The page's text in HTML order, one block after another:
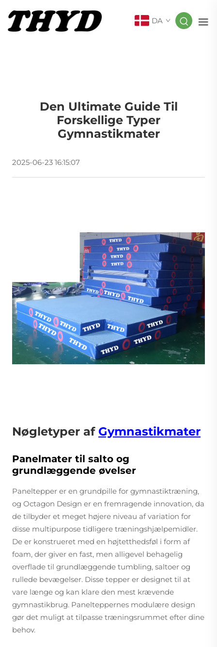
DA
Den Ultimate Guide Til
Forskellige Typer
Gymnastikmater
2025-06-23 16:15:07
Nøgletyper af Gymnastikmater
Panelmater til salto og
grundlæggende øvelser
Paneltepper er en grundpille for gymnastiktræning,
og Octagon Design er en fremragende innovation, da
de tilbyder et meget højere niveau af variation for
disse multipurpose tidligere træningshjælpemidler.
De er konstrueret med en højtetthedsføl i form af
foam, der giver en fast, men alligevel behagelig
overflade til grundlæggende tumbling, saltoer og
rullede bevægelser. Disse tepper er designet til at
vare længe og kan klare den mest krævende
gymnastikbrug. Panelteppernes modulære design
gør det muligt at tilpasse træningsrummet efter dine
behov.